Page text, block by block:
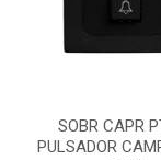
SOBR CAPR
PULSADOR